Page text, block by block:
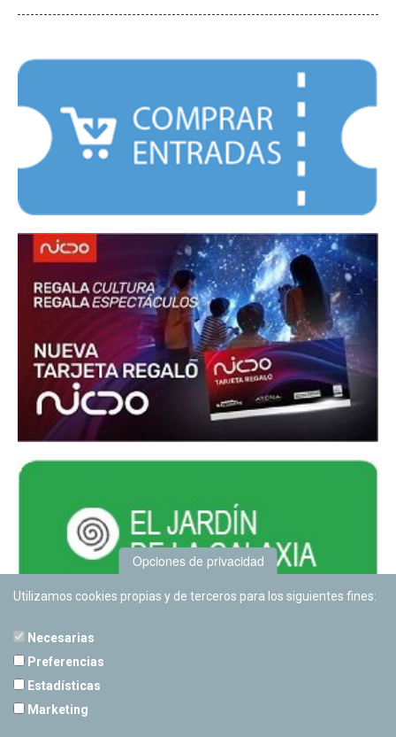
Opciones de privacidad
Utilizamos cookies propias y de terceros para los siguientes fines:
Necesarias
Preferencias
Estadísticas
Marketing